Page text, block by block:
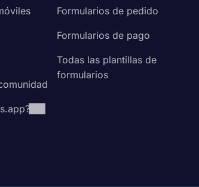
Formularios de pedido
Formularios de pago
Todas las plantillas de
formularios